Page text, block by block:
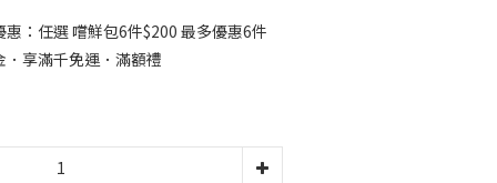
：任選 嚐鮮包6件$200 最多優惠6件
享滿千免運．滿額禮